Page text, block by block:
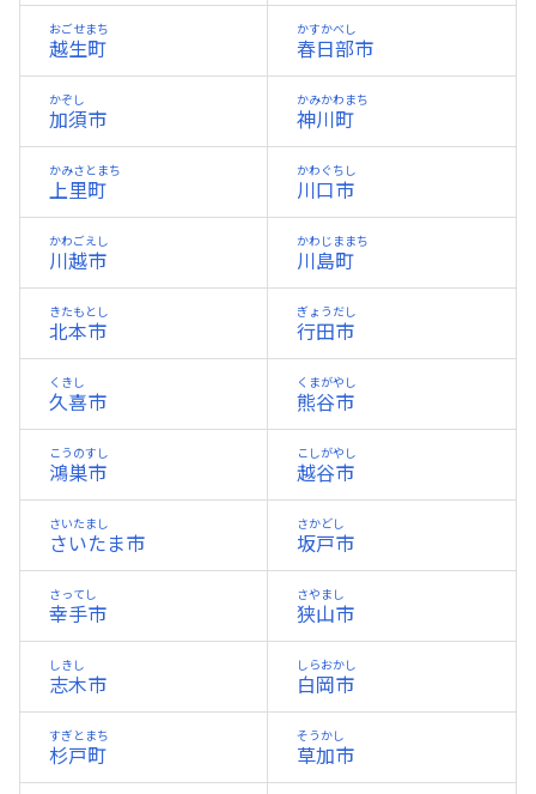
越生町
おごせまち
春日部市
かすかべし
加須市
かぞし
神川町
かみかわまち
上里町
かみさとまち
川口市
かわぐちし
川越市
かわごえし
川島町
かわじままち
北本市
きたもとし
行田市
ぎょうだし
久喜市
くきし
熊谷市
くまがやし
鴻巣市
こうのすし
越谷市
こしがやし
さいたま市
さいたまし
坂戸市
さかどし
幸手市
さってし
狭山市
さやまし
志木市
しきし
白岡市
しらおかし
杉戸町
すぎとまち
草加市
そうかし